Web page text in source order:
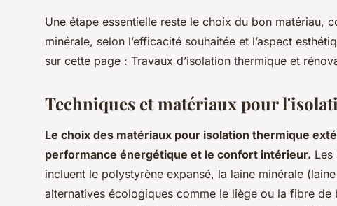
Une étape essentielle reste le choix du bon matériau,
minérale, selon l’efficacité souhaitée et l’aspect
sur cette page : Travaux d’isolation thermique et
Techniques et matériaux pour
Le choix des matériaux pour isolation thermique
performance énergétique et le confort intérieur. Les
incluent le polystyrène expansé, la laine minérale
alternatives écologiques comme le liège ou la fibre